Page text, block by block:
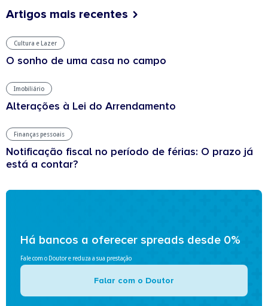
Artigos mais recentes
Cultura e Lazer
O sonho de uma casa no campo
Imobiliário
Alterações à Lei do Arrendamento
Finanças pessoais
Notificação fiscal no período de férias: O prazo já
está a contar?
Há bancos a oferecer spreads desde 0%
Fale com o Doutor e reduza a sua prestação
Falar com o Doutor